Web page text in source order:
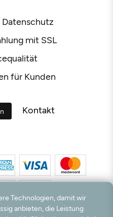
mit SSL
für Kunden
Kontakt
Technologien, damit wir
anbieten, die Leistung